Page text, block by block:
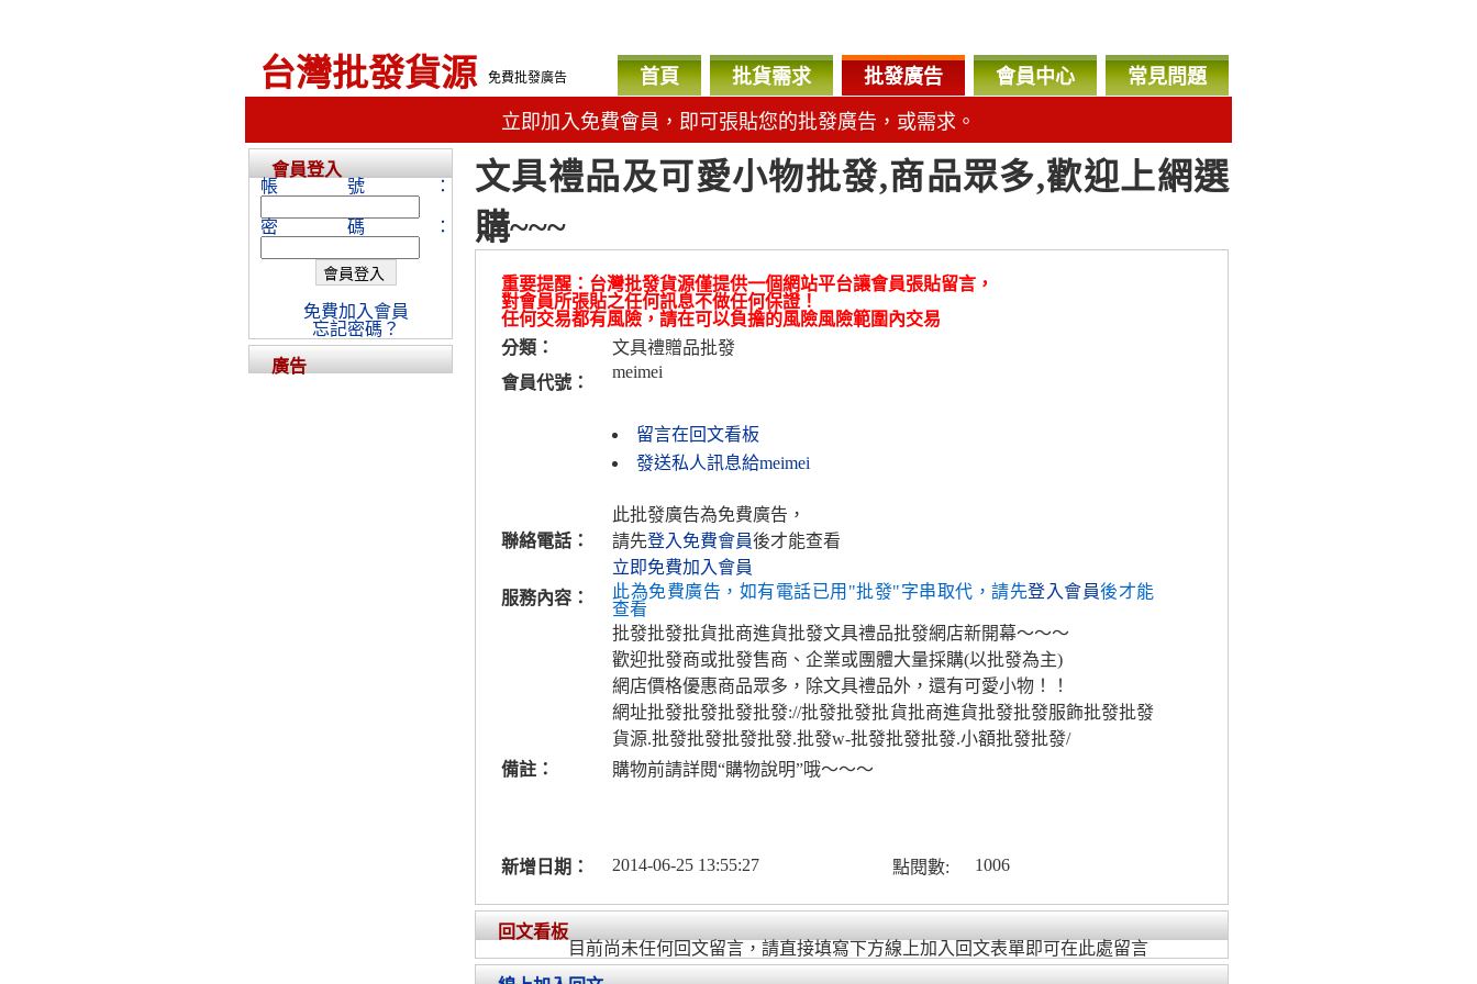
台灣批發貨源 免費批發廣告 首頁 批貨需求 批發廣告 會員中心 常見問題
立即加入免費會員，即可張貼您的批發廣告，或需求。
文具禮品及可愛小物批發,商品眾多,歡迎上網選
購~~~
重要提醒：台灣批發貨源僅提供一個網站平台讓會員張貼留言，
對會員所張貼之任何訊息不做任何保證！
任何交易都有風險，請在可以負擔的風險風險範圍內交易
分類：
文具禮贈品批發
會員代號：
meimei
留言在回文看板
發送私人訊息給meimei
聯絡電話：
此批發廣告為免費廣告，
請先登入免費會員後才能查看
立即免費加入會員
服務內容：
此為免費廣告，如有電話已用"批發"字串取代，請先登入會員後才能
查看
批發批發批貨批商進貨批發文具禮品批發網店新開幕～～～
歡迎批發商或批發售商、企業或團體大量採購(以批發為主)
網店價格優惠商品眾多，除文具禮品外，還有可愛小物！！
網址批發批發批發批發://批發批發批貨批商進貨批發批發服飾批發批發
貨源.批發批發批發批發.批發w-批發批發批發.小額批發批發/
備註：
購物前請詳閱“購物說明”哦～～～
新增日期： 2014-06-25 13:55:27 點閱數: 1006
回文看板
目前尚未任何回文留言，請直接填寫下方線上加入回文表單即可在此處留言
會員登入
帳號：
密碼：
免費加入會員
忘記密碼？
廣告